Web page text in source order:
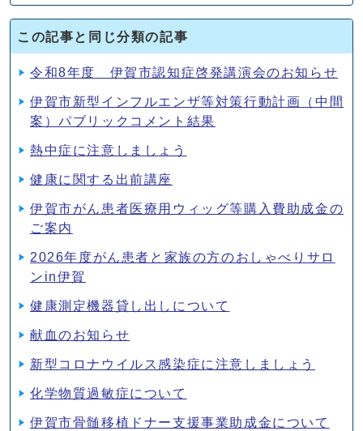
この記事と同じ分類の記事
令和8年度 伊賀市認知症啓発講演会のお知らせ
伊賀市新型インフルエンザ等対策行動計画（中間
案）パブリックコメント結果
熱中症に注意しましょう
健康に関する出前講座
伊賀市がん患者医療用ウィッグ等購入費助成金の
ご案内
2026年度がん患者と家族の方のおしゃべりサロ
ンin伊賀
健康測定機器貸し出しについて
献血のお知らせ
新型コロナウイルス感染症に注意しましょう
化学物質過敏症について
伊賀市骨髄移植ドナー支援事業助成金について